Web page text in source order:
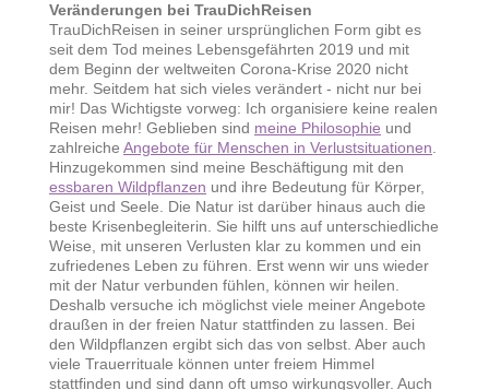
Veränderungen bei TrauDichReisen
TrauDichReisen in seiner ursprünglichen Form gibt es
seit dem Tod meines Lebensgefährten 2019 und mit
dem Beginn der weltweiten Corona-Krise 2020 nicht
mehr. Seitdem hat sich vieles verändert - nicht nur bei
mir! Das Wichtigste vorweg: Ich organisiere keine realen
Reisen mehr! Geblieben sind meine Philosophie und
zahlreiche Angebote für Menschen in Verlustsituationen
Hinzugekommen sind meine Beschäftigung mit den
essbaren Wildpflanzen und ihre Bedeutung für Körper,
Geist und Seele. Die Natur ist darüber hinaus auch die
beste Krisenbegleiterin. Sie hilft uns auf unterschiedliche
Weise, mit unseren Verlusten klar zu kommen und ein
zufriedenes Leben zu führen. Erst wenn wir uns wieder
mit der Natur verbunden fühlen, können wir heilen.
Deshalb versuche ich möglichst viele meiner Angebote
draußen in der freien Natur stattfinden zu lassen. Bei
den Wildpflanzen ergibt sich das von selbst. Aber auch
viele Trauerrituale können unter freiem Himmel
stattfinden und sind dann oft umso wirkungsvoller. Auch